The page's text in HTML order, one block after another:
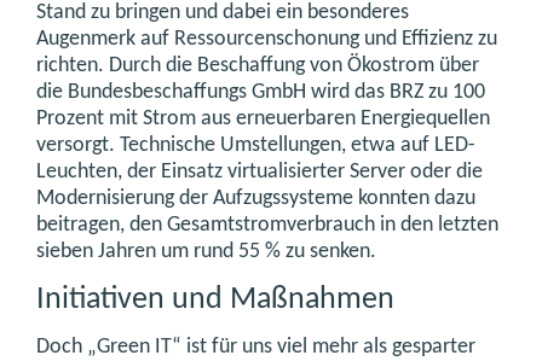
Stand zu bringen und dabei ein besonderes
Augenmerk auf Ressourcenschonung und Effizienz zu
richten. Durch die Beschaffung von Ökostrom über
die Bundesbeschaffungs GmbH wird das BRZ zu 100
Prozent mit Strom aus erneuerbaren Energiequellen
versorgt. Technische Umstellungen, etwa auf LED-
Leuchten, der Einsatz virtualisierter Server oder die
Modernisierung der Aufzugssysteme konnten dazu
beitragen, den Gesamtstromverbrauch in den letzten
sieben Jahren um rund 55 % zu senken.
Initiativen und Maßnahmen
Doch „Green IT“ ist für uns viel mehr als gesparter